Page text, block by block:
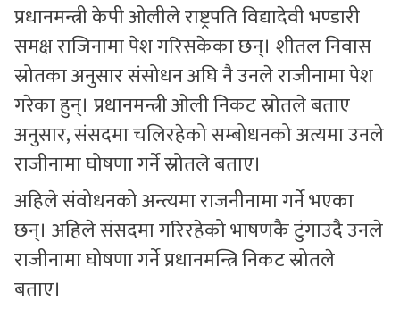
प्रधानमन्त्री केपी ओलीले राष्ट्रपति विद्यादेवी भण्डारी
समक्ष राजिनामा पेश गरिसकेका छन्। शीतल निवास
स्रोतका अनुसार संसोधन अघि नै उनले राजीनामा पेश
गरेका हुन्। प्रधानमन्त्री ओली निकट स्रोतले बताए
अनुसार, संसदमा चलिरहेको सम्बोधनको अत्यमा उनले
राजीनामा घोषणा गर्ने स्रोतले बताए।
अहिले संवोधनको अन्त्यमा राजनीनामा गर्ने भएका
छन्। अहिले संसदमा गरिरहेको भाषणकै टुंगाउदै उनले
राजीनामा घोषणा गर्ने प्रधानमन्त्रि निकट स्रोतले
बताए।